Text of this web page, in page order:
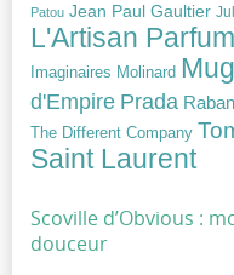
Patou Jean Paul Gaultier
L'Artisan
Imaginaires Molinard
d'Empire Prada
The Different Company
Saint Laurent
Scoville d’Obvious :
douceur